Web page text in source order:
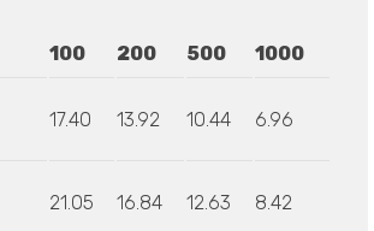
100 200 500 1000
17.40 13.92 10.44 6.96
21.05 16.84 12.63 8.42